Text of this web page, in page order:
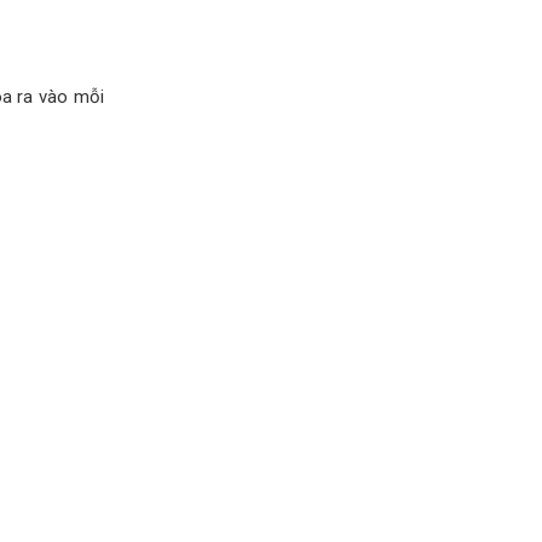
ra vào mỗi